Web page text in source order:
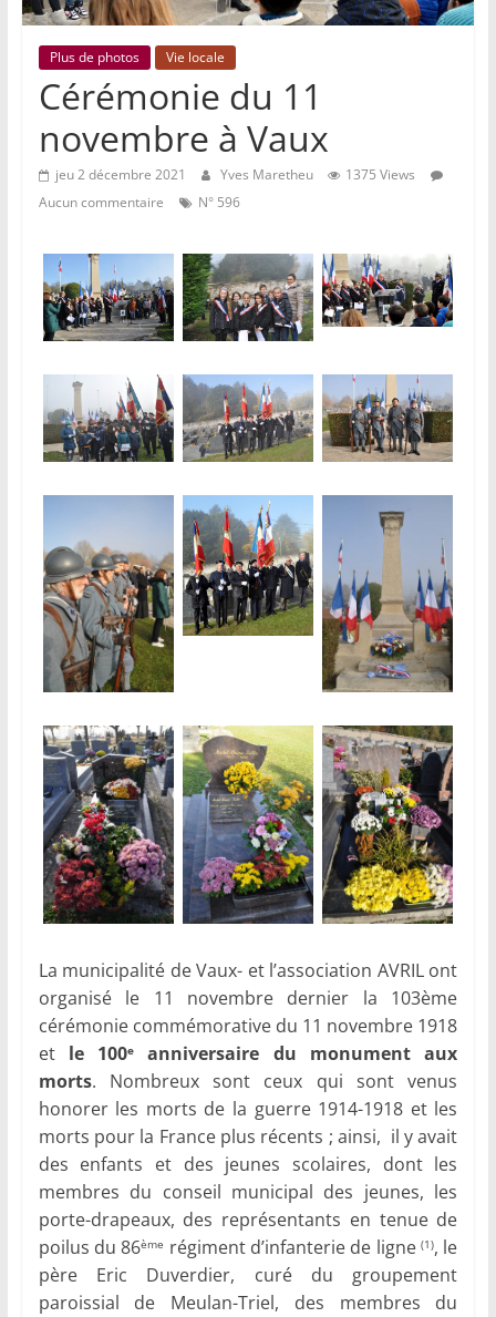
Plus de photos Vie locale
Cérémonie du 11
novembre à Vaux
jeu 2 décembre 2021 Yves Maretheu
1375 Views
Aucun commentaire
N° 596
La municipalité de Vaux- et l’association AVRIL ont
organisé le 11 novembre dernier la 103ème
cérémonie commémorative du 11 novembre 1918
et le 100e
anniversaire du monument aux
morts. Nombreux sont ceux qui sont venus
honorer les morts de la guerre 1914-1918 et les
morts pour la France plus récents ; ainsi, il y avait
des enfants et des jeunes scolaires, dont les
membres du conseil municipal des jeunes, les
porte-drapeaux, des représentants en tenue de
poilus du 86ème régiment d’infanterie de ligne (1), le
père Eric Duverdier, curé du groupement
paroissial de Meulan-Triel, des membres du